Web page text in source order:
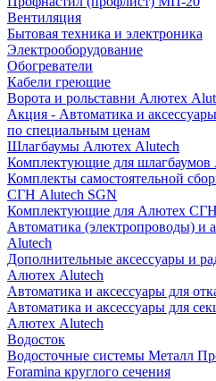
Вентиляция
Бытовая техника и электроника
Электрооборудование
Обогреватели
Кабели греющие
Ворота и рольставни Алютех
Акция - Автоматика и
по специальным ценам
Шлагбаумы Алютех Alutech
Комплектующие для шлагбаумов
Комплекты самостоятельной
СГН Alutech SGN
Комплектующие для Алютех
Автоматика (электропроводы) и
Alutech
Дополнительные аксессуары и
Алютех Alutech
Автоматика и аксессуары для
Автоматика и аксессуары для
Алютех Alutech
Водосток
Водосточные системы Металл
Foramina круглого сечения